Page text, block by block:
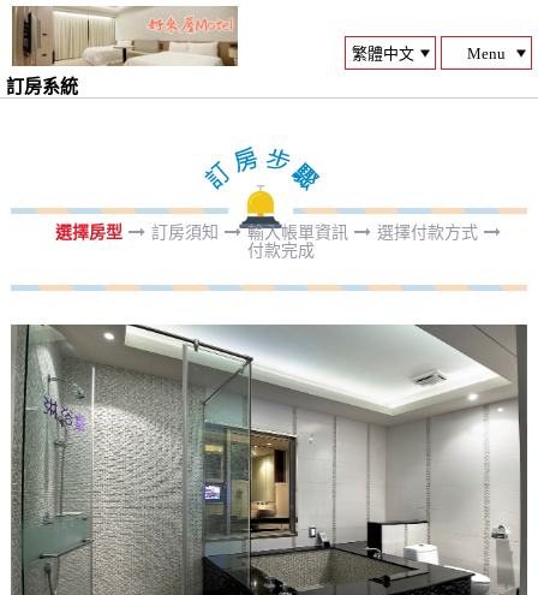
訂房系統
Menu
選擇房型 訂房須知 輸入帳單資訊
選擇付款方式
付款完成